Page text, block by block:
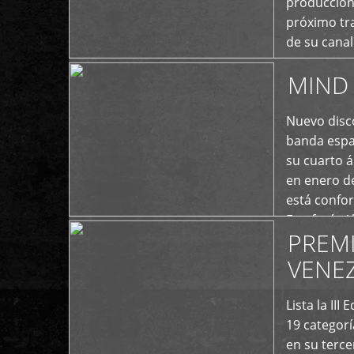
próximo
de su
momento
MIND
Nuevo
banda
su cuarto
en enero
está
Estefanía
Lista la III
19
en su